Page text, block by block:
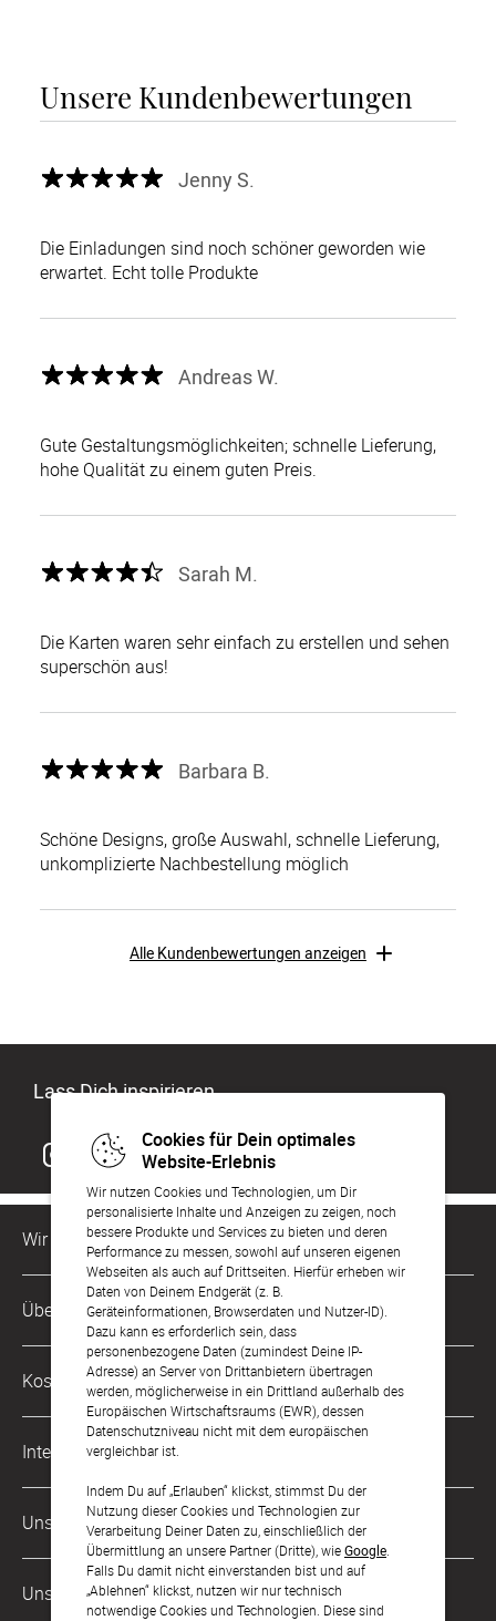
Cookies für Dein optimales
Website-Erlebnis
Wir nutzen Cookies und Technologien, um Dir
personalisierte Inhalte und Anzeigen zu zeigen, noch
bessere Produkte und Services zu bieten und deren
Performance zu messen, sowohl auf unseren eigenen
Webseiten als auch auf Drittseiten. Hierfür erheben wir
Daten von Deinem Endgerät (z. B.
Geräteinformationen, Browserdaten und Nutzer-ID).
Dazu kann es erforderlich sein, dass
personenbezogene Daten (zumindest Deine IP-
Adresse) an Server von Drittanbietern übertragen
werden, möglicherweise in ein Drittland außerhalb des
Europäischen Wirtschaftsraums (EWR), dessen
Datenschutzniveau nicht mit dem europäischen
vergleichbar ist.
Indem Du auf „Erlauben“ klickst, stimmst Du der
Nutzung dieser Cookies und Technologien zur
Verarbeitung Deiner Daten zu, einschließlich der
Übermittlung an unsere Partner (Dritte), wieGoogle
Falls Du damit nicht einverstanden bist und auf
„Ablehnen“ klickst, nutzen wir nur technisch
notwendige Cookies und Technologien. Diese sind
Unsere Kundenbewertungen
Jenny S.
Die Einladungen sind noch schöner geworden wie
erwartet. Echt tolle Produkte
Andreas W.
Gute Gestaltungsmöglichkeiten; schnelle Lieferung,
hohe Qualität zu einem guten Preis.
Sarah M.
Die Karten waren sehr einfach zu erstellen und sehen
superschön aus!
Barbara B.
Schöne Designs, große Auswahl, schnelle Lieferung,
unkomplizierte Nachbestellung möglich
Alle Kundenbewertungen anzeigen
Lass Dich inspirieren
Wir sind für Dich da
Kundenservice-Hotline
0221 956 725 10
Mo. - Fr. von 9 bis 17 Uhr
kontakt@sendmoments.de
Über Uns
Philosophie
Karriere
Impressum
AGB & Widerrufsrecht
Zahlung & Versand
Datenschutz
Barrierefreiheitserklärung
Kostenlose Services
Musterkarten
Digitale Gästelisten
FAQ & Hilfe
International
Österreich
Schweiz
Frankreich
Unsere Zahlungsarten
Unsere Partner